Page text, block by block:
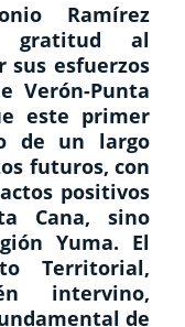
Ramírez
gratitud al
sus esfuerzos
Verón-Punta
este primer
de un largo
futuros, con
positivos
Cana, sino
Yuma. El
Territorial,
intervino,
de